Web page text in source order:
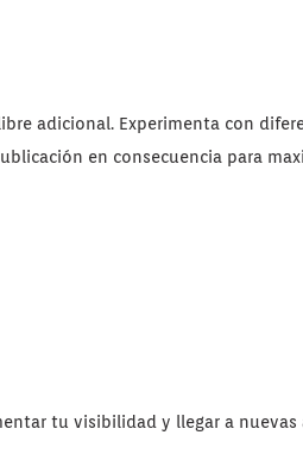
adicional. Experimenta con
en consecuencia para
tu visibilidad y llegar a nuevas